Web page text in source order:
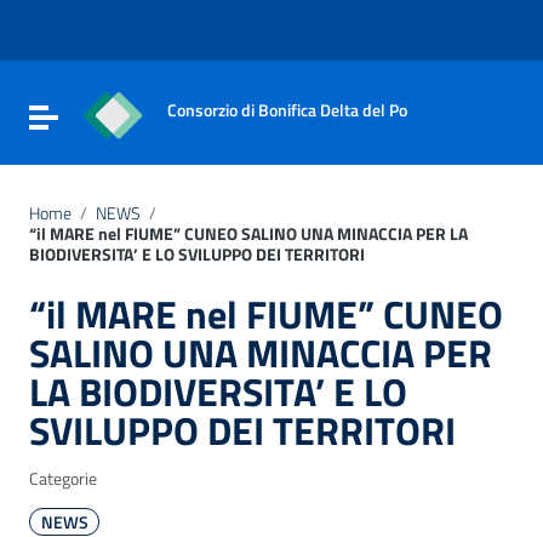
Vai al footer
Attiva / disattiva la navigazione
Consorzio di Bonifica Delta del Po
Home / NEWS /
“il MARE nel FIUME” CUNEO SALINO UNA MINACCIA PER LA
BIODIVERSITA’ E LO SVILUPPO DEI TERRITORI
“il MARE nel FIUME” CUNEO
SALINO UNA MINACCIA PER
LA BIODIVERSITA’ E LO
SVILUPPO DEI TERRITORI
Categorie
NEWS